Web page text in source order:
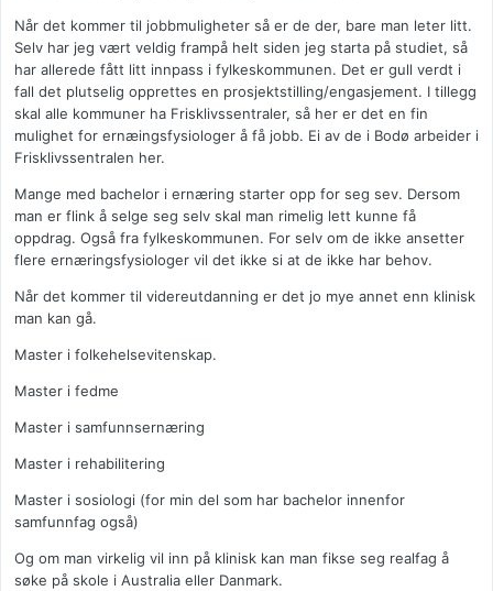
Når det kommer til jobbmuligheter så er de der, bare man leter litt.
Selv har jeg vært veldig frampå helt siden jeg starta på studiet, så
har allerede fått litt innpass i fylkeskommunen. Det er gull verdt i
fall det plutselig opprettes en prosjektstilling/engasjement. I tillegg
skal alle kommuner ha Frisklivssentraler, så her er det en fin
mulighet for ernæingsfysiologer å få jobb. Ei av de i Bodø arbeider i
Frisklivssentralen her.
Mange med bachelor i ernæring starter opp for seg sev. Dersom
man er flink å selge seg selv skal man rimelig lett kunne få
oppdrag. Også fra fylkeskommunen. For selv om de ikke ansetter
flere ernæringsfysiologer vil det ikke si at de ikke har behov.
Når det kommer til videreutdanning er det jo mye annet enn klinisk
man kan gå.
Master i folkehelsevitenskap.
Master i fedme
Master i samfunnsernæring
Master i rehabilitering
Master i sosiologi (for min del som har bachelor innenfor
samfunnfag også)
Og om man virkelig vil inn på klinisk kan man fikse seg realfag å
søke på skole i Australia eller Danmark.